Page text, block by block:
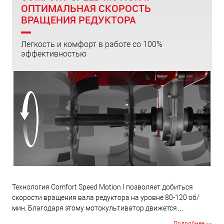
усталости и вреда здоровью.
ОПТИМАЛЬНАЯ СКОРОСТЬ
ВРАЩЕНИЯ РЕДУКТОРА
Легкость и комфорт в работе со 100%
эффективностью
Технология Comfort Speed Motion I позволяет добиться
скорости вращения вала редуктора на уровне 80-120 об/
мин. Благодаря этому мотокультиватор движется